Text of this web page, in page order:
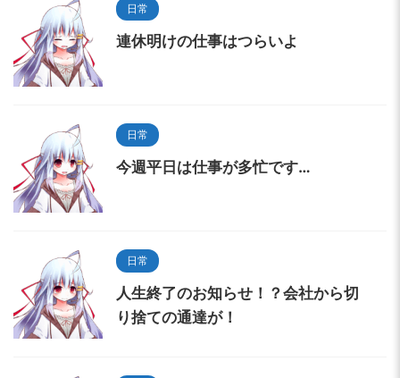
日常
連休明けの仕事はつらいよ
日常
今週平日は仕事が多忙です…
日常
人生終了のお知らせ！？会社から切
り捨ての通達が！